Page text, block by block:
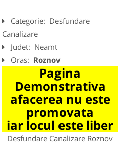
Categorie: Desfundare
Canalizare
Judet: Neamt
Oras: Roznov
Pagina
Demonstrativa
afacerea nu este
promovata
iar locul este liber
Desfundare Canalizare Roznov